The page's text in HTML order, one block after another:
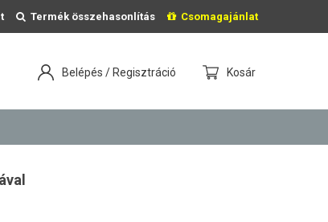
Termék összehasonlítás Csomagajánlat
Belépés / Regisztráció Kosár